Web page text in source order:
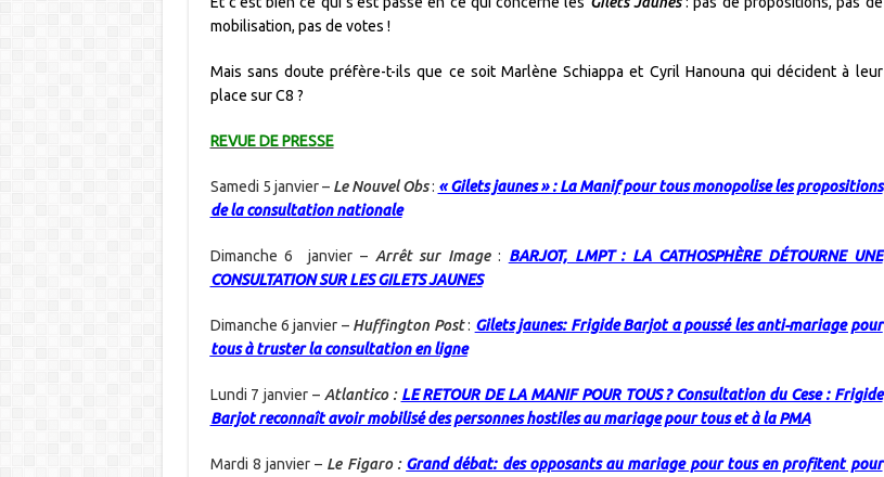
mobilisation, pas de votes !
Mais sans doute préfère-t-ils que ce soit Marlène Schiappa et Cyril Hanouna qui décident à leur
place sur C8 ?
REVUE DE PRESSE
Samedi 5 janvier – Le Nouvel Obs: « Gilets jaunes » : La Manif pour tous monopolise les propositions
de la consultation nationale
Dimanche 6 janvier – Arrêt sur Image: BARJOT, LMPT : LA CATHOSPHÈRE DÉTOURNE UNE
CONSULTATION SUR LES GILETS JAUNES
Dimanche 6 janvier – Huffington Post: Gilets jaunes: Frigide Barjot a poussé les anti-mariage pour
tous à truster la consultation en ligne
Lundi 7 janvier – Atlantico : LE RETOUR DE LA MANIF POUR TOUS ? Consultation du Cese : Frigide
Barjot reconnaît avoir mobilisé des personnes hostiles au mariage pour tous et à la PMA
Mardi 8 janvier – Le Figaro : Grand débat: des opposants au mariage pour tous en profitent pour